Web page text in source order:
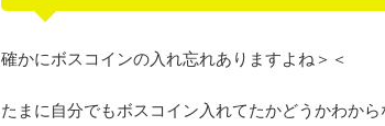
確かにボスコインの入れ忘れありますよね＞＜
たまに自分でもボスコイン入れてたかどうかわから